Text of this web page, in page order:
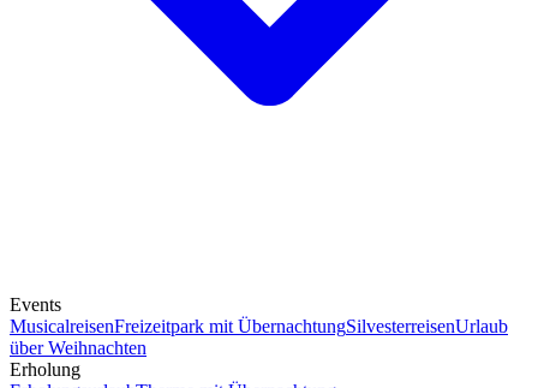
Events
MusicalreisenFreizeitpark mit ÜbernachtungSilvesterreisenUrlaub
über Weihnachten
Erholung